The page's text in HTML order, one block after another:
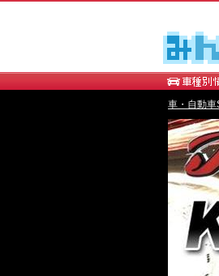
車・自動車